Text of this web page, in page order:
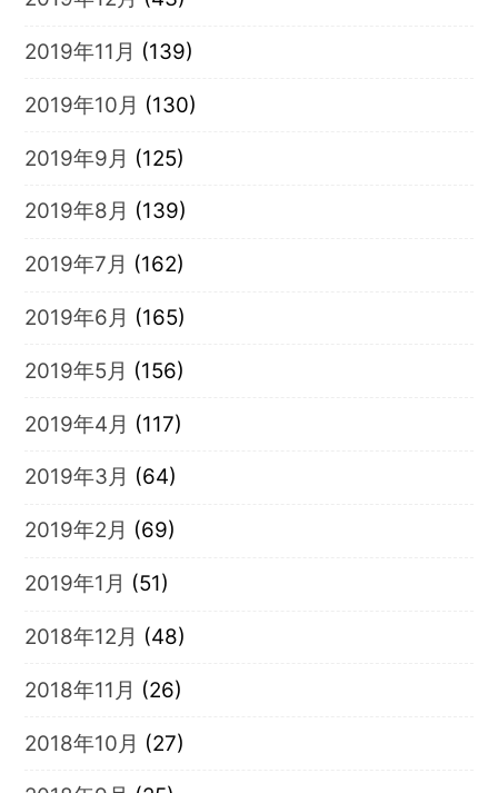
2019年11月 (139)
2019年10月 (130)
2019年9月 (125)
2019年8月 (139)
2019年7月 (162)
2019年6月 (165)
2019年5月 (156)
2019年4月 (117)
2019年3月 (64)
2019年2月 (69)
2019年1月 (51)
2018年12月 (48)
2018年11月 (26)
2018年10月 (27)